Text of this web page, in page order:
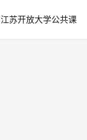
江苏开放大学公共课